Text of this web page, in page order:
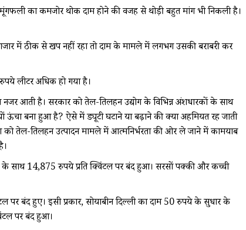
का कमजोर थोक दाम होने की वजह से थोड़ी बहुत मांग भी निकली है।
में ठीक से खप नहीं रहा तो दाम के मामले में लगभग उसकी बराबरी कर
लीटर अधिक हो गया है।
नजर आती है। सरकार को तेल-तिलहन उद्योग के विभिन्न अंशधारकों के साथ
बना हुआ है? ऐसे में ड्यूटी घटाने या बढ़ाने की क्या अहमियत रह जाती
तेल-तिलहन उत्पादन मामले में आत्मनिर्भरता की ओर ले जाने में कामयाब
साथ 14,875 रुपये प्रति क्विंटल पर बंद हुआ। सरसों पक्की और कच्ची
बंद हुए। इसी प्रकार, सोयाबीन दिल्ली का दाम 50 रुपये के सुधार के
पर बंद हुआ।